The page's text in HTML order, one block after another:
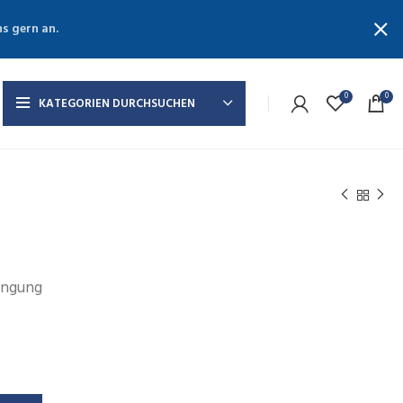
KATEGORIEN DURCHSUCHEN 0 0
gern an.